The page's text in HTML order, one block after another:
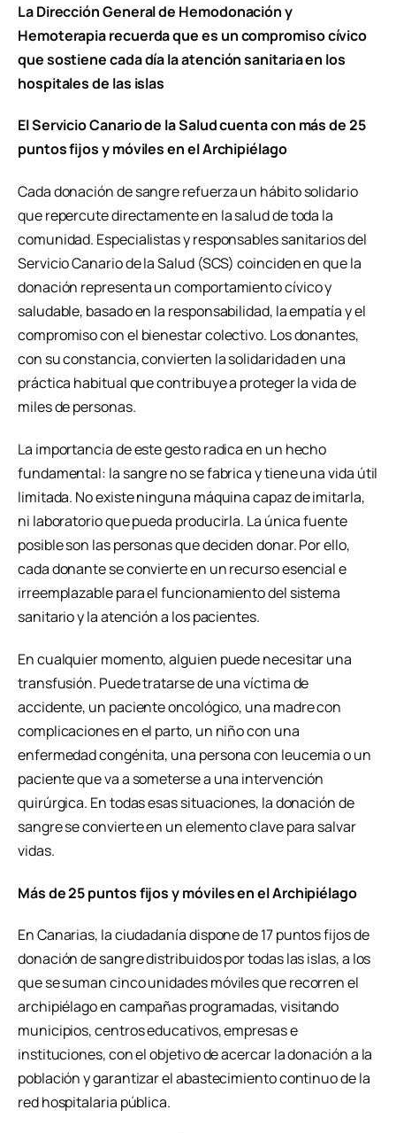
La Dirección General de Hemodonación y
Hemoterapia recuerda que es un compromiso cívico
que sostiene cada día la atención sanitaria en los
hospitales de las islas
El Servicio Canario de la Salud cuenta con más de 25
puntos fijos y móviles en el Archipiélago
Cada donación de sangre refuerza un hábito solidario
que repercute directamente en la salud de toda la
comunidad. Especialistas y responsables sanitarios del
Servicio Canario de la Salud (SCS) coinciden en que la
donación representa un comportamiento cívico y
saludable, basado en la responsabilidad, la empatía y el
compromiso con el bienestar colectivo. Los donantes,
con su constancia, convierten la solidaridad en una
práctica habitual que contribuye a proteger la vida de
miles de personas.
La importancia de este gesto radica en un hecho
fundamental: la sangre no se fabrica y tiene una vida útil
limitada. No existe ninguna máquina capaz de imitarla,
ni laboratorio que pueda producirla. La única fuente
posible son las personas que deciden donar. Por ello,
cada donante se convierte en un recurso esencial e
irreemplazable para el funcionamiento del sistema
sanitario y la atención a los pacientes.
En cualquier momento, alguien puede necesitar una
transfusión. Puede tratarse de una víctima de
accidente, un paciente oncológico, una madre con
complicaciones en el parto, un niño con una
enfermedad congénita, una persona con leucemia o un
paciente que va a someterse a una intervención
quirúrgica. En todas esas situaciones, la donación de
sangre se convierte en un elemento clave para salvar
vidas.
Más de 25 puntos fijos y móviles en el Archipiélago
En Canarias, la ciudadanía dispone de 17 puntos fijos de
donación de sangre distribuidos por todas las islas, a los
que se suman cinco unidades móviles que recorren el
archipiélago en campañas programadas, visitando
municipios, centros educativos, empresas e
instituciones, con el objetivo de acercar la donación a la
población y garantizar el abastecimiento continuo de la
red hospitalaria pública.